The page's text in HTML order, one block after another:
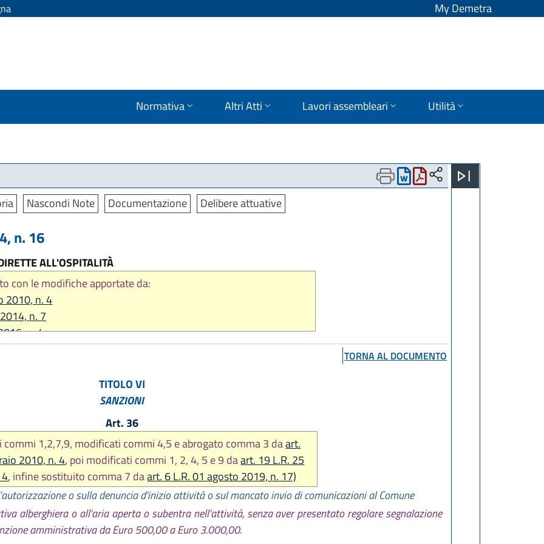
My Demetra
Normativa Altri Atti Lavori assembleari Utilità
Nascondi Note Documentazione Delibere attuative
n. 16
ALL'OSPITALITÀ
con le modifiche apportate da:
2010, n. 4
n. 7
n. 4
2016, n. 25
2022, n. 23
n. 2
TORNA AL DOCUMENTO
TITOLO VI
SANZIONI
Art. 36
1,2,7,9, modificati commi 4,5 e abrogato comma 3 daart.
2010, n. 4, poi modificati commi 1, 2, 4, 5 e 9 daart. 19 L.R. 25
, infine sostituito comma 7 daart. 6 L.R. 01 agosto 2019, n. 17)
o sulla denuncia d'inizio attività o sul mancato invio di comunicazioni al Comune
alberghiera o all'aria aperta o subentra nell'attività, senza aver presentato regolare segnalazione
amministrativa da Euro 500,00 a Euro 3.000,00.